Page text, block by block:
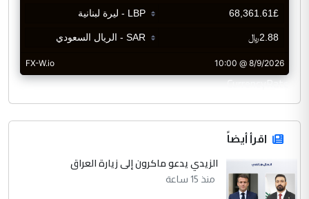
CurrencyRate
اقرأ أيضاً
الزيدي يدعو ماكرون إلى زيارة العراق
منذ 15 ساعة